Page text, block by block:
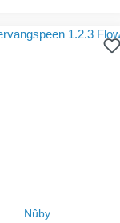
Nûby